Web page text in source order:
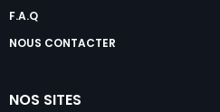
F.A.Q
NOUS CONTACTER
NOS SITES